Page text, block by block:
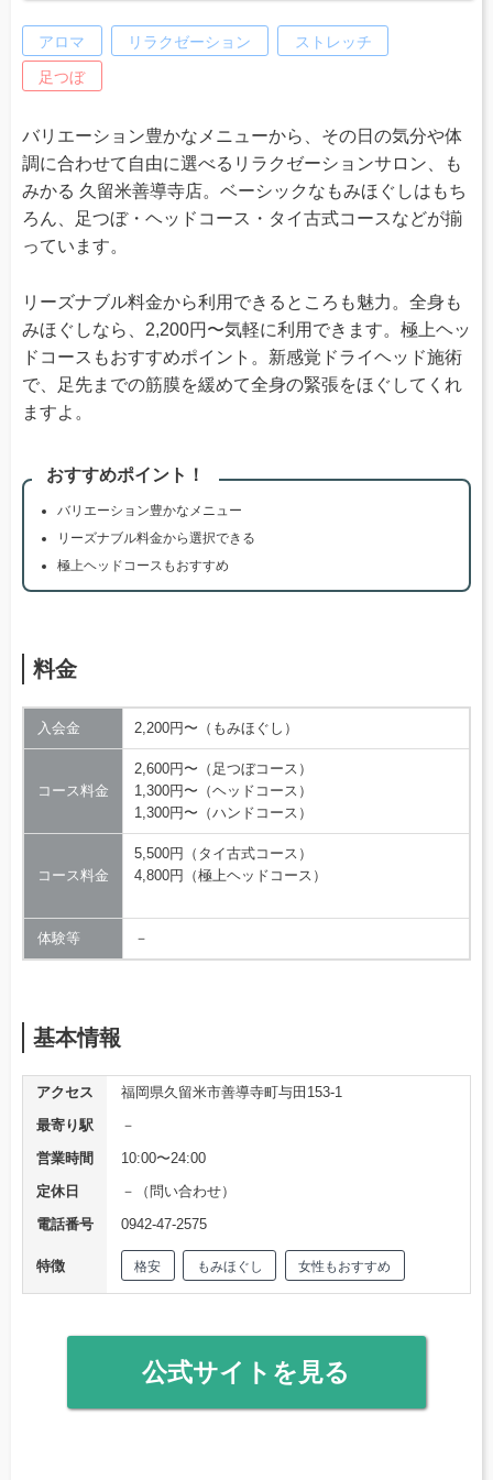
アロマ リラクゼーション ストレッチ
足つぼ
バリエーション豊かなメニューから、その日の気分や体
調に合わせて自由に選べるリラクゼーションサロン、も
みかる 久留米善導寺店。ベーシックなもみほぐしはもち
ろん、足つぼ・ヘッドコース・タイ古式コースなどが揃
っています。
リーズナブル料金から利用できるところも魅力。全身も
みほぐしなら、2,200円〜気軽に利用できます。極上ヘッ
ドコースもおすすめポイント。新感覚ドライヘッド施術
で、足先までの筋膜を緩めて全身の緊張をほぐしてくれ
ますよ。
おすすめポイント！
バリエーション豊かなメニュー
リーズナブル料金から選択できる
極上ヘッドコースもおすすめ
料金
入会金 2,200円〜（もみほぐし）
コース料金
2,600円〜（足つぼコース）
1,300円〜（ヘッドコース）
1,300円〜（ハンドコース）
コース料金
5,500円（タイ古式コース）
4,800円（極上ヘッドコース）
体験等 －
基本情報
アクセス
福岡県久留米市善導寺町与田153-1
最寄り駅
－
営業時間
10:00〜24:00
定休日
－（問い合わせ）
電話番号
0942-47-2575
特徴 格安 もみほぐし 女性もおすすめ
公式サイトを見る